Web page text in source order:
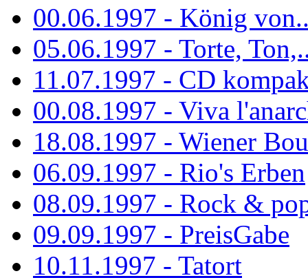
00.06.1997 - König
05.06.1997 - Torte,
11.07.1997 - CD
00.08.1997 - Viva
18.08.1997 - Wiener
06.09.1997 - Rio's Erben
08.09.1997 - Rock &
09.09.1997 - PreisGabe
10.11.1997 - Tatort